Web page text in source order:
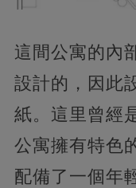
這間公寓的內
設計的，因此
紙。這里曾經
公寓擁有特色
配備了一個年